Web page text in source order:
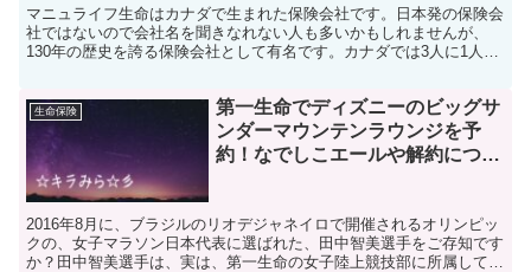
マニュライフ生命はカナダで生まれた保険会社です。日本発の保険会
社ではないので会社名を聞きなれない人も多いかもしれませんが、
130年の歴史を誇る保険会社として有名です。カナダでは3人に1人が
生命保険
第一生命でディズニーのビッグサ
ンダーマウンテンラウンジを予
約！なでしこエールや解約につい
2016年8月に、ブラジルのリオデジャネイロで開催されるオリンピッ
クの、女子マラソン日本代表に選ばれた、田中智美選手をご存知です
か？田中智美選手は、実は、第一生命の女子陸上競技部に所属してい